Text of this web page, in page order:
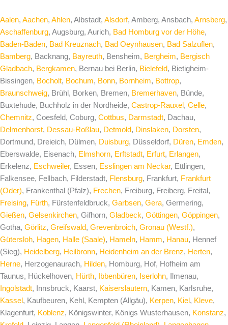
Aalen, Aachen, Ahlen, Albstadt, Alsdorf, Amberg, Ansbach, Arnsberg,
Aschaffenburg, Augsburg, Aurich, Bad Homburg vor der Höhe,
Baden-Baden, Bad Kreuznach, Bad Oeynhausen, Bad Salzuflen,
Bamberg, Backnang, Bayreuth, Bensheim, Bergheim, Bergisch
Gladbach, Bergkamen, Bernau bei Berlin, Bielefeld, Bietigheim-
Bissingen, Bocholt, Bochum, Bonn, Bornheim, Bottrop,
Braunschweig, Brühl, Borken, Bremen, Bremerhaven, Bünde,
Buxtehude, Buchholz in der Nordheide, Castrop-Rauxel , Celle,
Chemnitz, Coesfeld, Coburg, Cottbus, Darmstadt, Dachau,
Delmenhorst, Dessau-Roßlau, Detmold, Dinslaken, Dorsten,
Dortmund, Dreieich, Dülmen, Duisburg, Düsseldorf, Düren, Emden,
Eberswalde, Eisenach, Elmshorn, Erftstadt, Erfurt, Erlangen,
Erkelenz, Eschweiler, Essen, Esslingen am Neckar, Ettlingen,
Falkensee, Fellbach, Filderstadt, Flensburg, Frankfurt, Frankfurt
(Oder), Frankenthal (Pfalz), Frechen, Freiburg, Freiberg, Freital,
Freising, Fürth, Fürstenfeldbruck, Garbsen, Gera, Germering,
Gießen, Gelsenkirchen, Gifhorn, Gladbeck, Göttingen, Göppingen,
Gotha, Görlitz, Greifswald, Grevenbroich, Gronau (Westf.),
Gütersloh, Hagen, Halle (Saale), Hameln, Hamm, Hanau, Hennef
(Sieg), Heidelberg, Heilbronn, Heidenheim an der Brenz, Herten,
Herne, Herzogenaurach, Hilden, Homburg, Hof, Hofheim am
Taunus, Hückelhoven, Hürth, Ibbenbüren, Iserlohn, Ilmenau,
Ingolstadt, Innsbruck, Kaarst, Kaiserslautern, Kamen, Karlsruhe,
Kassel , Kaufbeuren, Kehl, Kempten (Allgäu), Kerpen, Kiel , Kleve,
Klagenfurt, Koblenz, Königswinter, Königs Wusterhausen, Konstanz,